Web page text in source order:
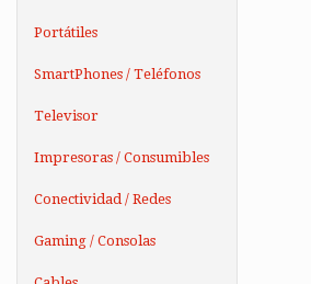
Portátiles
SmartPhones / Teléfonos
Televisor
Impresoras / Consumibles
Conectividad / Redes
Gaming / Consolas